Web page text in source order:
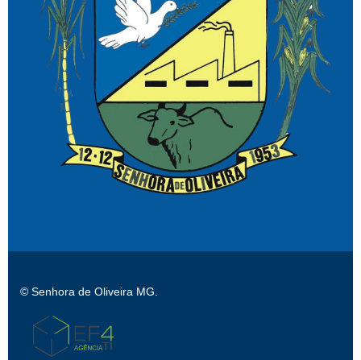
© Senhora de Oliveira MG.